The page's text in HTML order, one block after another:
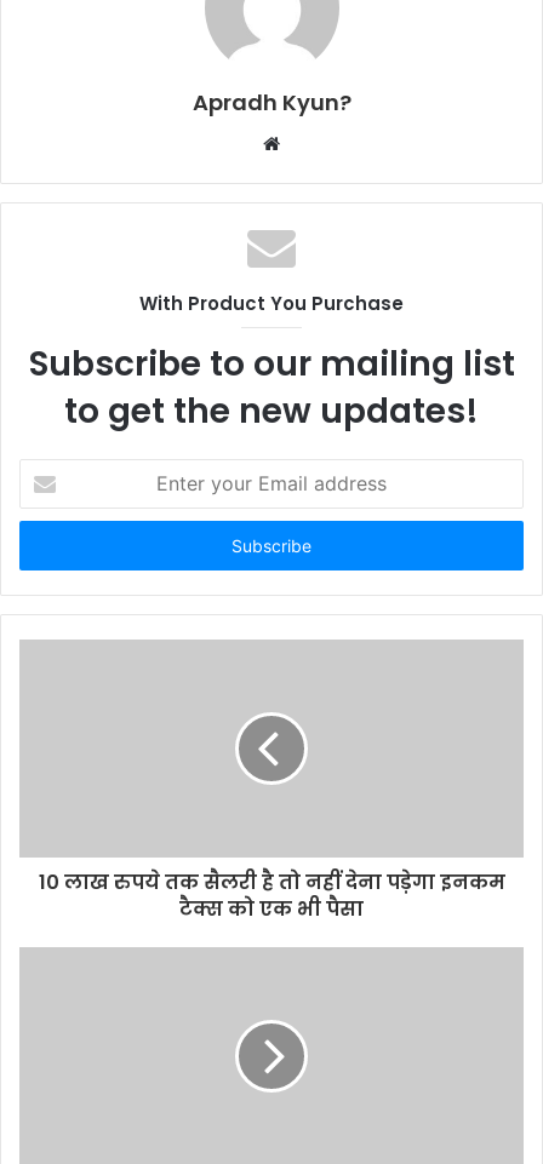
Apradh Kyun?
b
s
i
e
With Product You Purchase
Subscribe to our mailing list
to get the new updates!
t
r
y
10 लाख रुपये तक सैलरी है तो नहीं देना पड़ेगा इनकम
टैक्स को एक भी पैसा